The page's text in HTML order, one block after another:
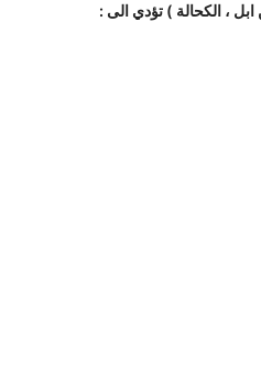
، الكحالة ) تؤدي الى :